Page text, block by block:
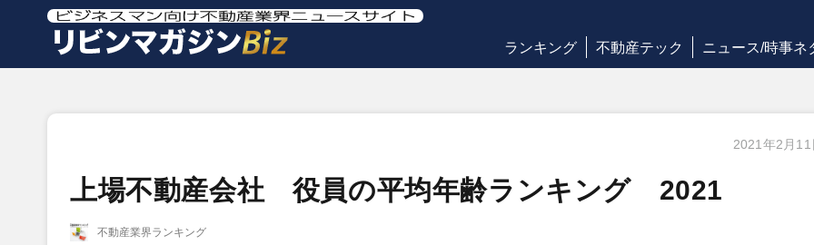
ランキング 不動産テック ニュース/時事ネ
2021年2月11
上場不動産会社 役員の平均年齢ランキング 2021
不動産業界ランキング